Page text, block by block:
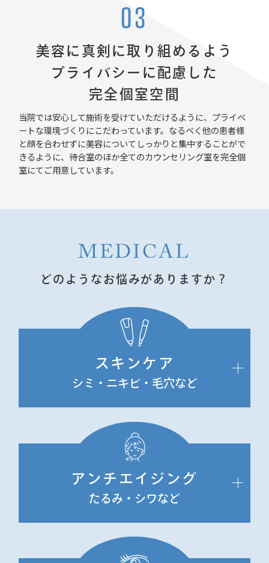
03
美容に真剣に取り組めるよう
プライバシーに配慮した
完全個室空間
当院では安心して施術を受けていただけるように、プライベ
ートな環境づくりにこだわっています。なるべく他の患者様
と顔を合わせずに美容についてしっかりと集中することがで
きるように、待合室のほか全てのカウンセリング室を完全個
室にてご用意しています。
MEDICAL
どのようなお悩みがありますか？
スキンケア
シミ・ニキビ・毛穴など
アンチエイジング
たるみ・シワなど